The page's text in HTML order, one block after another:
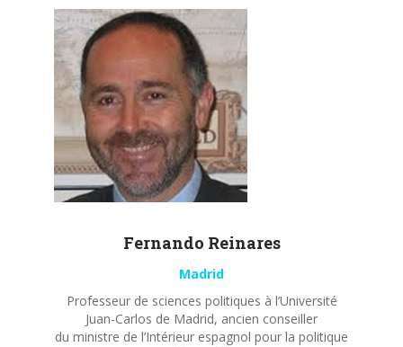
Fernando Reinares
Madrid
Professeur de sciences politiques à l’Université
Juan-Carlos de Madrid, ancien conseiller
du ministre de l’Intérieur espagnol pour la politique